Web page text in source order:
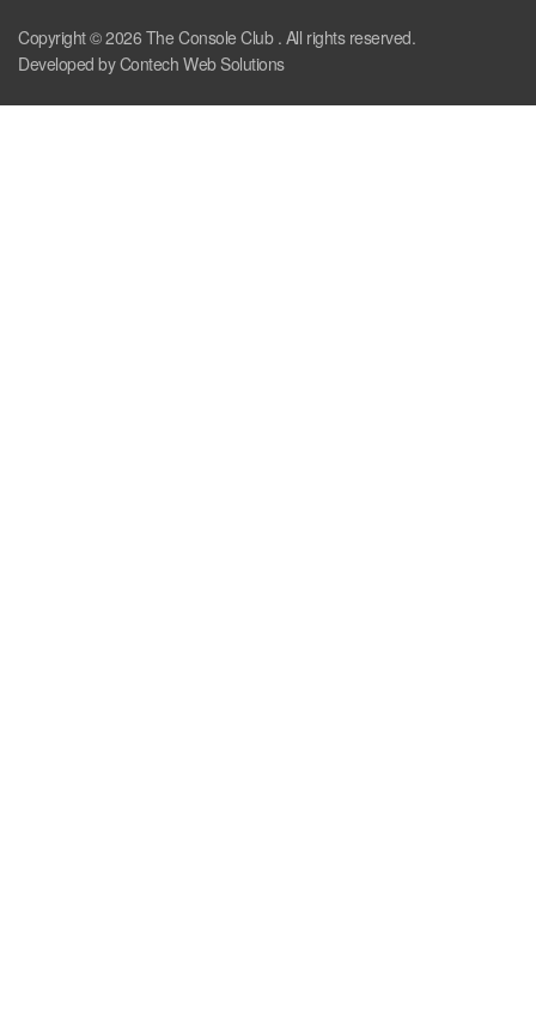
Copyright © 2026 The Console Club. All rights reserved.
Developed by Contech Web Solutions